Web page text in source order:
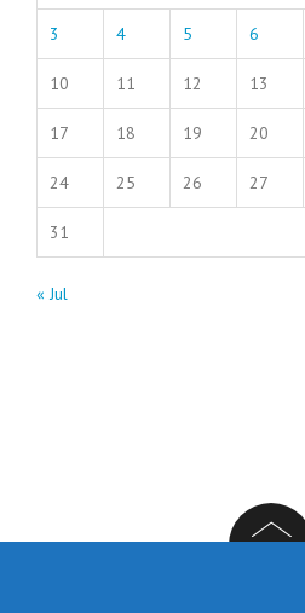
3 4 5 6
10 11 12 13
17 18 19 20
24 25 26 27
31
« Jul